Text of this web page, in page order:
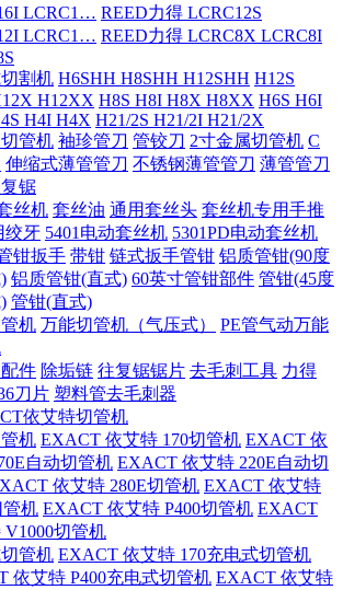
LCRC1… REED力得 LCRC12S
LCRC1… REED力得 LCRC8X LCRC8I
割机 H6SHH H8SHH H12SHH H12S
H12XX H8S H8I H8X H8XX H6S H6I
H4I H4X H21/2S H21/2I H21/2X
管机 袖珍管刀 管铰刀 2寸金属切管机 C
伸缩式薄管管刀 不锈钢薄管管刀 薄管管刀
锯
丝机 套丝油 通用套丝头 套丝机专用手推
绞牙 5401电动套丝机 5301PD电动套丝机
钳扳手 带钳 链式扳手管钳 铝质管钳(90度
铝质管钳(直式) 60英寸管钳部件 管钳(45度
管钳(直式)
机 万能切管机（气压式）
PE管气动万能
件 除垢链 往复锯锯片 去毛刺工具 力得
刀片 塑料管去毛刺器
依艾特切管机
机 EXACT 依艾特 170切管机 EXACT 依
自动切管机 EXACT 依艾特 220E自动切
依艾特 280E切管机 EXACT 依艾特
管机 EXACT 依艾特 P400切管机 EXACT
V1000切管机
管机 EXACT 依艾特 170充电式切管机
依艾特 P400充电式切管机 EXACT 依艾特